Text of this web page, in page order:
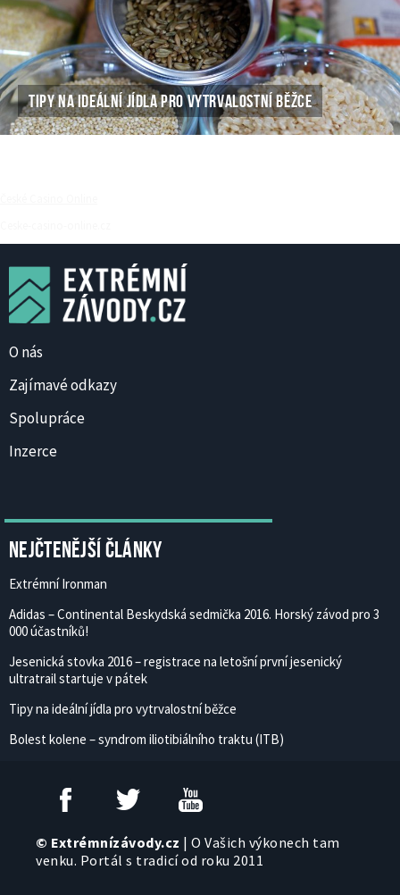
TIPY NA IDEÁLNÍ JÍDLA PRO VYTRVALOSTNÍ BĚŽCE
O nás
Zajímavé odkazy
Spolupráce
Inzerce
Nejčtenější články
Extrémní Ironman
Adidas – Continental Beskydská sedmička 2016. Horský závod pro 3
000 účastníků!
Jesenická stovka 2016 – registrace na letošní první jesenický
ultratrail startuje v pátek
Tipy na ideální jídla pro vytrvalostní běžce
Bolest kolene – syndrom iliotibiálního traktu (ITB)
© Extrémnízávody.cz | O Vašich výkonech tam
venku. Portál s tradicí od roku 2011